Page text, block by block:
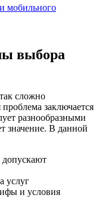
мобильного
выбора
сложно
заключается
разнообразными
значение. В данной
услуг
и условия